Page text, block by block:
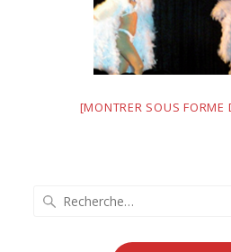
[MONTRER SOUS FORME